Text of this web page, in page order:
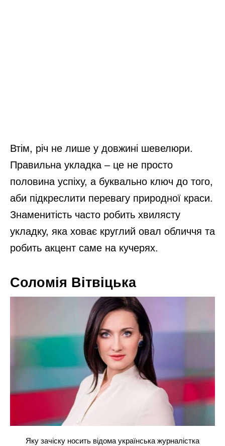
Втім, річ не лише у довжині шевелюри.
Правильна укладка – це не просто
половина успіху, а буквально ключ до того,
аби підкреслити перевагу природної краси.
Знаменитість часто робить хвилясту
укладку, яка ховає круглий овал обличчя та
робить акцент саме на кучерях.
Соломія Вітвіцька
Яку зачіску носить відома українська журналістка